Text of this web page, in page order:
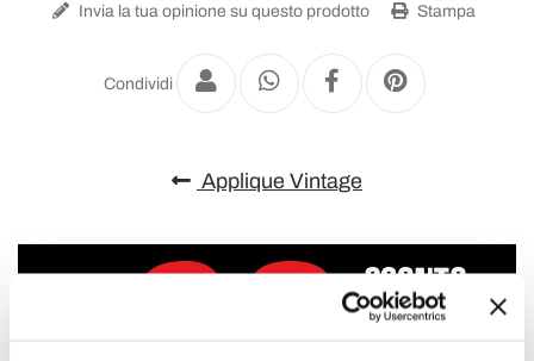
Invia la tua opinione su questo prodotto Stampa
Condividi
Applique Vintage